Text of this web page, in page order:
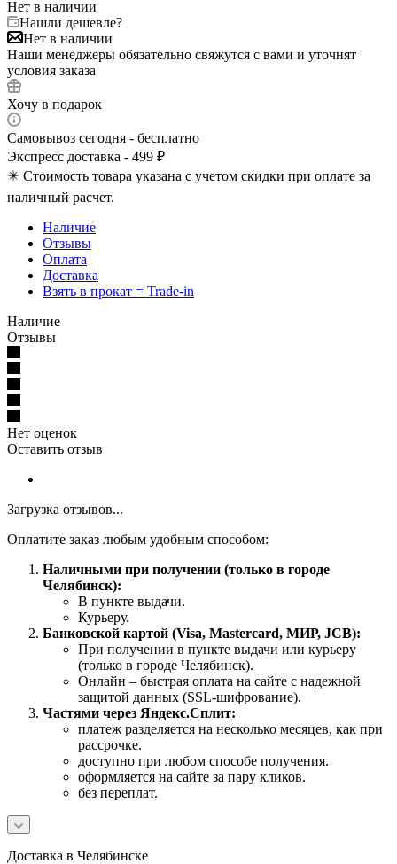
Нет в наличии
Нашли дешевле?
Нет в наличии
Наши менеджеры обязательно свяжутся с вами и уточнят
условия заказа
Хочу в подарок
Самовывоз сегодня - бесплатно
Экспресс доставка - 499 ₽
✴️ Стоимость товара указана с учетом скидки при оплате за
наличный расчет.
Наличие
Отзывы
Оплата
Доставка
Взять в прокат = Trade-in
Наличие
Отзывы
Нет оценок
Оставить отзыв
Загрузка отзывов...
Оплатите заказ любым удобным способом:
Наличными при получении (только в городе
Челябинск):
В пункте выдачи.
Курьеру.
Банковской картой (Visa, Mastercard, МИР, JCB):
При получении в пункте выдачи или курьеру
(только в городе Челябинск).
Онлайн – быстрая оплата на сайте с надежной
защитой данных (SSL-шифрование).
Частями через Яндекс.Сплит:
платеж разделяется на несколько месяцев, как при
рассрочке.
доступно при любом способе получения.
оформляется на сайте за пару кликов.
без переплат.
Доставка в Челябинске